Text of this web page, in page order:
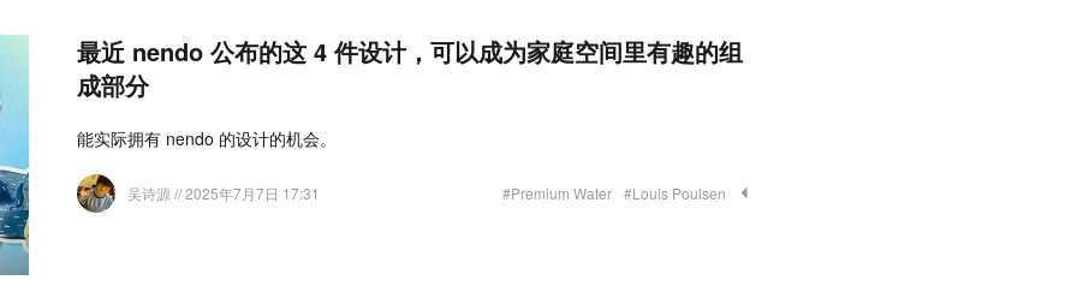
最近 nendo 公布的这 4 件设计，可以成为家庭空间里有趣的组
成部分
能实际拥有 nendo 的设计的机会。
吴诗源 // 2025年7月7日 17:31 #Premium Water #Louis Poulsen